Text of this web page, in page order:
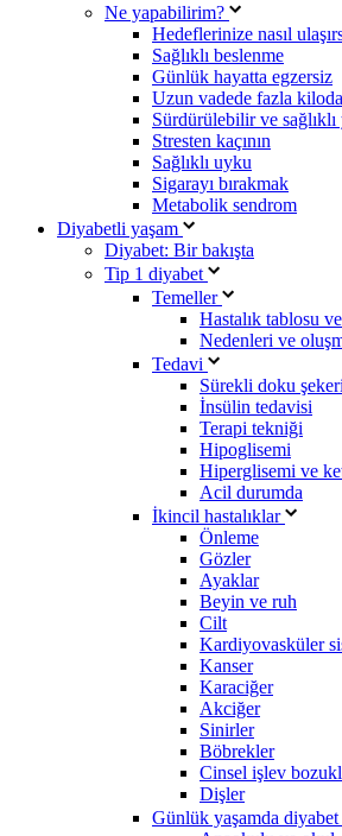
Ne yapabilirim?
Hedeflerinize nasıl
Sağlıklı beslenme
Günlük hayatta egzersiz
Uzun vadede fazla
Sürdürülebilir ve sağlıklı
Stresten kaçının
Sağlıklı uyku
Sigarayı bırakmak
Metabolik sendrom
Diyabetli yaşam
Diyabet: Bir bakışta
Tip 1 diyabet
Temeller
Hastalık tablosu
Nedenleri ve
Tedavi
Sürekli doku
İnsülin tedavisi
Terapi tekniği
Hipoglisemi
Hiperglisemi ve
Acil durumda
İkincil hastalıklar
Önleme
Gözler
Ayaklar
Beyin ve ruh
Cilt
Kardiyovasküler
Kanser
Karaciğer
Akciğer
Sinirler
Böbrekler
Cinsel işlev
Dişler
Günlük yaşamda diyabet